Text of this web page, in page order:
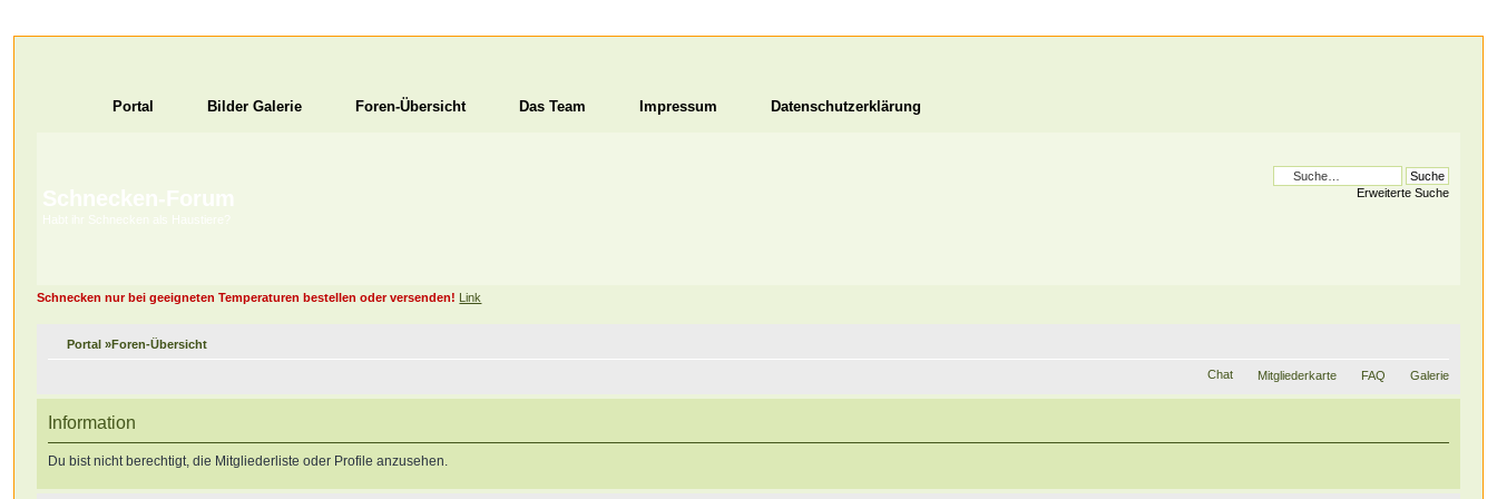
Portal Bilder Galerie Foren-Übersicht Das Team Impressum Datenschutzerklärung
Schnecken-Forum
Habt ihr Schnecken als Haustiere?
Erweiterte Suche
Schnecken nur bei geeigneten Temperaturen bestellen oder versenden! Link
Portal »Foren-Übersicht
Chat Mitgliederkarte FAQ Galerie
Information
Du bist nicht berechtigt, die Mitgliederliste oder Profile anzusehen.